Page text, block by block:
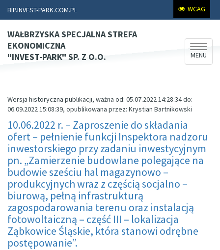
BIP.INVEST-PARK.COM.PL WCAG
WAŁBRZYSKA SPECJALNA STREFA
EKONOMICZNA
"INVEST-PARK" SP. Z O.O.
Rozwiń
MENU
Wersja historyczna publikacji, ważna od: 05.07.2022 14:28:34 do:
06.09.2022 15:08:39, opublikowana przez: Krystian Bartnikowski
10.06.2022 r. – Zaproszenie do składania
ofert – pełnienie funkcji Inspektora nadzoru
inwestorskiego przy zadaniu inwestycyjnym
pn. „Zamierzenie budowlane polegające na
budowie sześciu hal magazynowo –
produkcyjnych wraz z częścią socjalno –
biurową, pełną infrastrukturą
zagospodarowania terenu oraz instalacją
fotowoltaiczną – część III – lokalizacja
Ząbkowice Śląskie, która stanowi odrębne
postępowanie”.